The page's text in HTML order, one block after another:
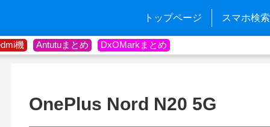
トップページ スマホ検索
機 Antutuまとめ DxOMarkまとめ
OnePlus Nord N20 5G